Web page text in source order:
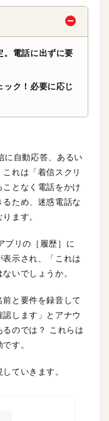
。電話に出ずに要
ック！必要に応じ
に自動応答、あるい
れは「着信スクリ
となく電話をかけ
ため、迷惑電話な
ます。
プリの［履歴］に
表示され、「これは
いでしょうか。
と要件を録音して
します」とアナウ
のでは？ これらは
す。
ていきます。